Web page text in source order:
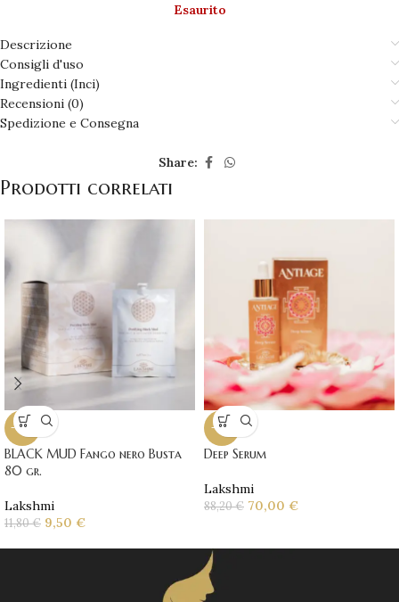
Esaurito
Descrizione
Consigli d'uso
Ingredienti (Inci)
Recensioni (0)
Spedizione e Consegna
Share:
Prodotti correlati
-19%
BLACK MUD Fango nero Busta
80 gr.
Lakshmi
11,80€ 9,50 €
-21%
Deep Serum
Lakshmi
88,20€ 70,00 €